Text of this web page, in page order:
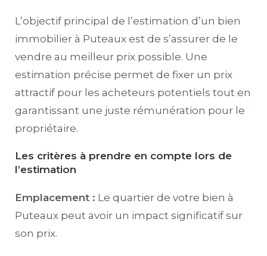
L’objectif principal de l’estimation d’un bien
immobilier à Puteaux est de s’assurer de le
vendre au meilleur prix possible. Une
estimation précise permet de fixer un prix
attractif pour les acheteurs potentiels tout en
garantissant une juste rémunération pour le
propriétaire.
Les critères à prendre en compte lors de
l’estimation
Emplacement : Le quartier de votre bien à
Puteaux peut avoir un impact significatif sur
son prix.